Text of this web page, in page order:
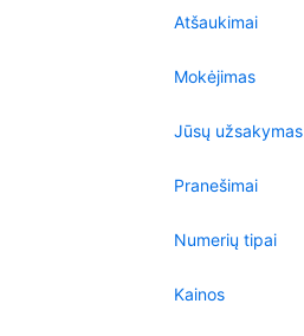
Atšaukimai
Mokėjimas
Jūsų užsakymas
Pranešimai
Numerių tipai
Kainos